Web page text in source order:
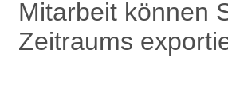
Mitarbeit können
Zeitraums